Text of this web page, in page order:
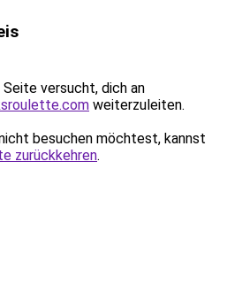
versucht, dich an
weiterzuleiten.
besuchen möchtest, kannst
zurückkehren.